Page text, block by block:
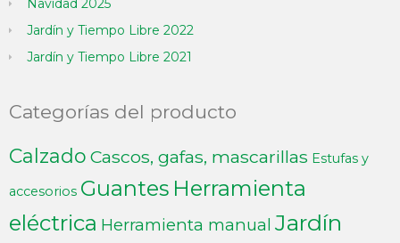
Navidad 2025
Jardín y Tiempo Libre 2022
Jardín y Tiempo Libre 2021
Categorías del producto
Calzado Cascos, gafas, mascarillas Estufas y
accesorios Guantes Herramienta
eléctrica Herramienta manual Jardín